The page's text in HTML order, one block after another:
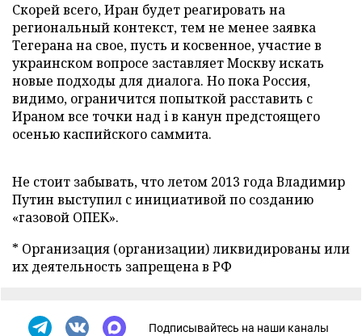
Скорей всего, Иран будет реагировать на
региональный контекст, тем не менее заявка
Тегерана на свое, пусть и косвенное, участие в
украинском вопросе заставляет Москву искать
новые подходы для диалога. Но пока Россия,
видимо, ограничится попыткойрасставить с
Ираном все точки над i в канун предстоящего
осенью каспийского саммита.
Не стоит забывать, что летом 2013 года Владимир
Путин выступил с инициативой по созданию
«газовой ОПЕК».
* Организация (организации) ликвидированы или
их деятельность запрещена в РФ
Подписывайтесь на наши каналы